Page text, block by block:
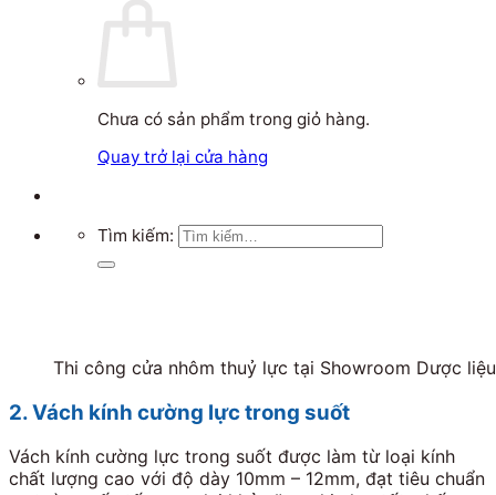
Chưa có sản phẩm trong giỏ hàng.
Quay trở lại cửa hàng
Tìm kiếm:
Thi công cửa nhôm thuỷ lực tại Showroom Dược
2. Vách kính cường lực trong suốt
Vách kính cường lực trong suốt được làm từ loại kính
chất lượng cao với độ dày 10mm – 12mm, đạt tiêu chuẩn